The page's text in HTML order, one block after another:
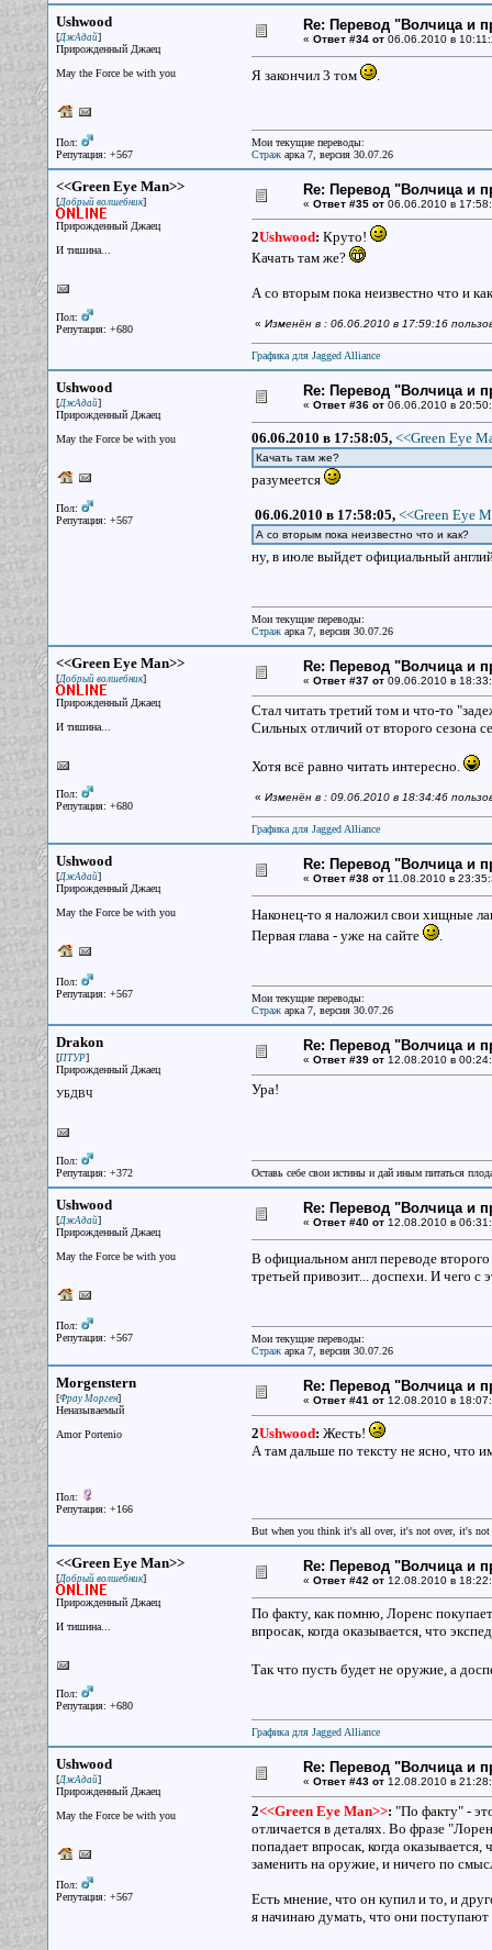
Ushwood
[ДжАдай]
Прирожденный Джаец
May the Force be with you
Пол:
Репутация: +567
Re: Перевод "Волчица и
« Ответ #34 от06.06.2010 в
Я закончил 3 том .
Мои текущие переводы:
Стражарка 7, версия 30.07.26
<<Green Eye Man>>
[Добрый волшебник]
Прирожденный Джаец
И тишина...
Пол:
Репутация: +680
Re: Перевод "Волчица и
« Ответ #35 от06.06.2010 в
2Ushwood: Круто!
Качать там же?
А со вторым пока неизвестно что и
« Изменён в : 06.06.2010 в 17:59:16
Графика для Jagged Alliance
Ushwood
[ДжАдай]
Прирожденный Джаец
May the Force be with you
Пол:
Репутация: +567
Re: Перевод "Волчица и
« Ответ #36 от06.06.2010 в
06.06.2010 в 17:58:05, <<Green Eye
Качать там же?
разумеется
06.06.2010 в 17:58:05, <<Green Eye
А со вторым пока неизвестно что и как?
ну, в июле выйдет официальный
Мои текущие переводы:
Стражарка 7, версия 30.07.26
<<Green Eye Man>>
[Добрый волшебник]
Прирожденный Джаец
И тишина...
Пол:
Репутация: +680
Re: Перевод "Волчица и
« Ответ #37 от09.06.2010 в
Стал читать третий том и что-то
Сильных отличий от второго сезона
Хотя всё равно читать интересно.
« Изменён в : 09.06.2010 в 18:34:46
Графика для Jagged Alliance
Ushwood
[ДжАдай]
Прирожденный Джаец
May the Force be with you
Пол:
Репутация: +567
Re: Перевод "Волчица и
« Ответ #38 от11.08.2010 в
Наконец-то я наложил свои хищные
Первая глава - уже на сайте
.
Мои текущие переводы:
Стражарка 7, версия 30.07.26
Drakon
[ПТУР]
Прирожденный Джаец
УБДВЧ
Пол:
Репутация: +372
Re: Перевод "Волчица и
« Ответ #39 от12.08.2010 в
Ура!
Оставь себе свои истины и дай иным питаться
Ushwood
[ДжАдай]
Прирожденный Джаец
May the Force be with you
Пол:
Репутация: +567
Re: Перевод "Волчица и
« Ответ #40 от12.08.2010 в
В официальном англ переводе
третьей привозит... доспехи. И чего с
Мои текущие переводы:
Стражарка 7, версия 30.07.26
Morgenstern
[Фрау Морген]
Неназываемый
Amor Portenio
Пол:
Репутация: +166
Re: Перевод "Волчица и
« Ответ #41 от12.08.2010 в
2Ushwood: Жесть!
А там дальше по тексту не ясно, что
But when you think it's all over, it's not over, it's not
<<Green Eye Man>>
[Добрый волшебник]
Прирожденный Джаец
И тишина...
Пол:
Репутация: +680
Re: Перевод "Волчица и
« Ответ #42 от12.08.2010 в
По факту, как помню, Лоренс
впросак, когда оказывается, что
Так что пусть будет не оружие, а
Графика для Jagged Alliance
Ushwood
[ДжАдай]
Прирожденный Джаец
May the Force be with you
Пол:
Репутация: +567
Re: Перевод "Волчица и
« Ответ #43 от12.08.2010 в
2<<Green Eye Man>>: "По факту" -
отличается в деталях. Во фразе
попадает впросак, когда
заменить на оружие, и ничего по
Есть мнение, что он купил и то, и
я начинаю думать, что они